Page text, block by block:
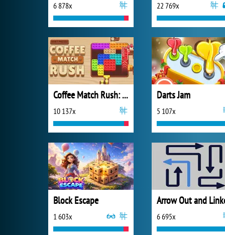
6 878x 22 769x
Coffee Match Rush: Sort Puzzle
10 137x
Darts Jam
5 107x
Block Escape
1 603x
Arrow Out and
6 695x